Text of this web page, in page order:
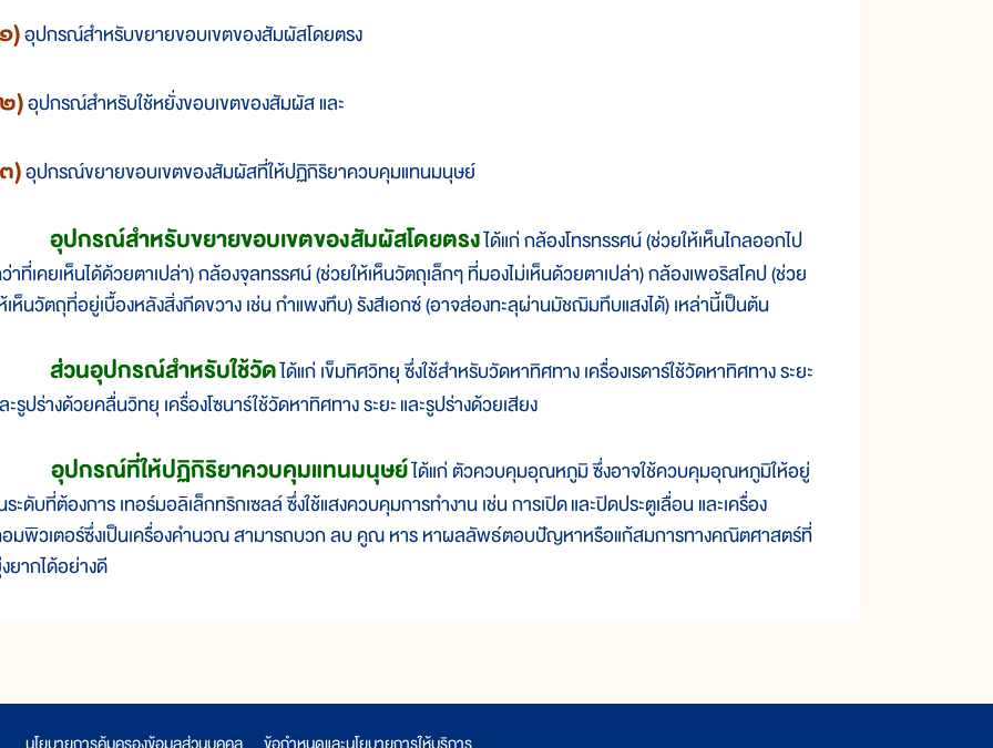
)อุปกรณ์สำหรับขยายขอบเขตของสัมผัสโดยตรง
)อุปกรณ์สำหรับใช้หยั่งขอบเขตของสัมผัส และ
)อุปกรณ์ขยายขอบเขตของสัมผัสที่ให้ปฏิกิริยาควบคุมแทนมนุษย์
อุปกรณ์สำหรับขยายขอบเขตของสัมผัสโดยตรงได้แก่ กล้องโทรทรรศน์ (ช่วยให้เห็นไกลออกไป
าที่เคยเห็นได้ด้วยตาเปล่า) กล้องจุลทรรศน์ (ช่วยให้เห็นวัตถุเล็กๆ ที่มองไม่เห็นด้วยตาเปล่า) กล้องเพอริสโคป (ช่วย
เห็นวัตถุที่อยู่เบื้องหลังสิ่งกีดขวาง เช่น กำแพงทึบ) รังสีเอกซ์ (อาจส่องทะลุผ่านมัชฌิมทึบแสงได้) เหล่านี้เป็นต้น
ส่วนอุปกรณ์สำหรับใช้วัดได้แก่ เข็มทิศวิทยุ ซึ่งใช้สำหรับวัดหาทิศทาง เครื่องเรดาร์ใช้วัดหาทิศทาง ระยะ
ะรูปร่างด้วยคลื่นวิทยุ เครื่องโซนาร์ใช้วัดหาทิศทาง ระยะและรูปร่างด้วยเสียง
ปกรณ์ที่ให้ปฏิกิริยาควบคุมแทนมนุษย์ได้แก่ ตัวควบคุมอุณหภูมิ ซึ่งอาจใช้ควบคุมอุณหภูมิให้อยู่
ระดับที่ต้องการ เทอร์มอลิเล็กทริกเซลล์ ซึ่งใช้แสงควบคุมการทำงาน เช่น การเปิดและปิดประตูเลื่อน และเครื่อง
มพิวเตอร์ซึ่งเป็นเครื่องคำนวณ สามารถบวก ลบ คูณ หาร หาผลลัพธ์ตอบปัญหาหรือแก้สมการทางคณิตศาสตร์ที่
ยากได้อย่างดี